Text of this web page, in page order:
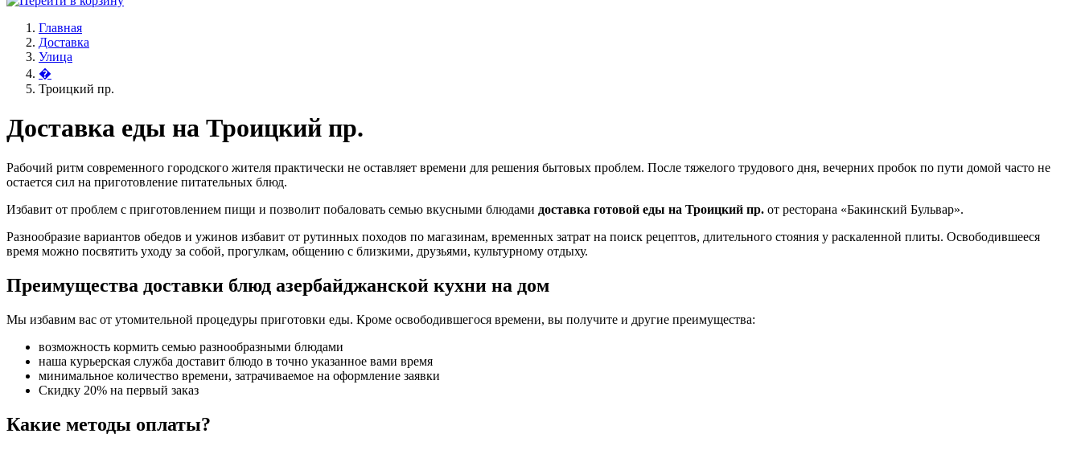
Главная
Доставка
Улица
�
Троицкий пр.
Доставка еды на Троицкий пр.
Рабочий ритм современного городского жителя практически не оставляет времени для решения бытовых проблем. После тяжелого трудового дня, вечерних пробок по пути домой часто не
остается сил на приготовление питательных блюд.
Избавит от проблем с приготовлением пищи и позволит побаловать семью вкусными блюдами доставка готовой еды на Троицкий пр. от ресторана «Бакинский Бульвар».
Разнообразие вариантов обедов и ужинов избавит от рутинных походов по магазинам, временных затрат на поиск рецептов, длительного стояния у раскаленной плиты. Освободившееся
время можно посвятить уходу за собой, прогулкам, общению с близкими, друзьями, культурному отдыху.
Преимущества доставки блюд азербайджанской кухни на дом
Мы избавим вас от утомительной процедуры приготовки еды. Кроме освободившегося времени, вы получите и другие преимущества:
возможность кормить семью разнообразными блюдами
наша курьерская служба доставит блюдо в точно указанное вами время
минимальное количество времени, затрачиваемое на оформление заявки
Скидку 20% на первый заказ
Какие методы оплаты?